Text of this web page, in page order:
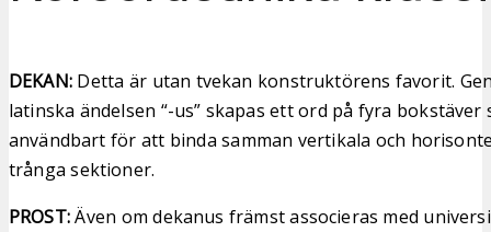
DEKAN:Detta är utan tvekan konstruktörens favorit.
latinska ändelsen “-us” skapas ett ord på fyra
användbart för att binda samman vertikala och
trånga sektioner.
PROST:Även om dekanus främst associeras med